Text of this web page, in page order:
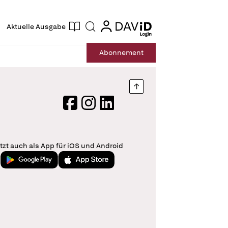
Aktuelle Ausgabe Suche login
login
Abonnement
Nach oben springen
FacebookInstagram
LinkedIn
auch als App für iOS und Android
Jetzt bei Google PlayLaden im App Store